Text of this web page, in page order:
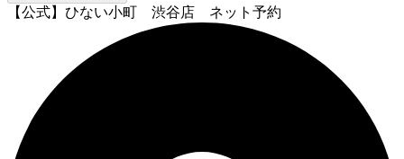
【公式】ひない小町 渋谷店 ネット予約